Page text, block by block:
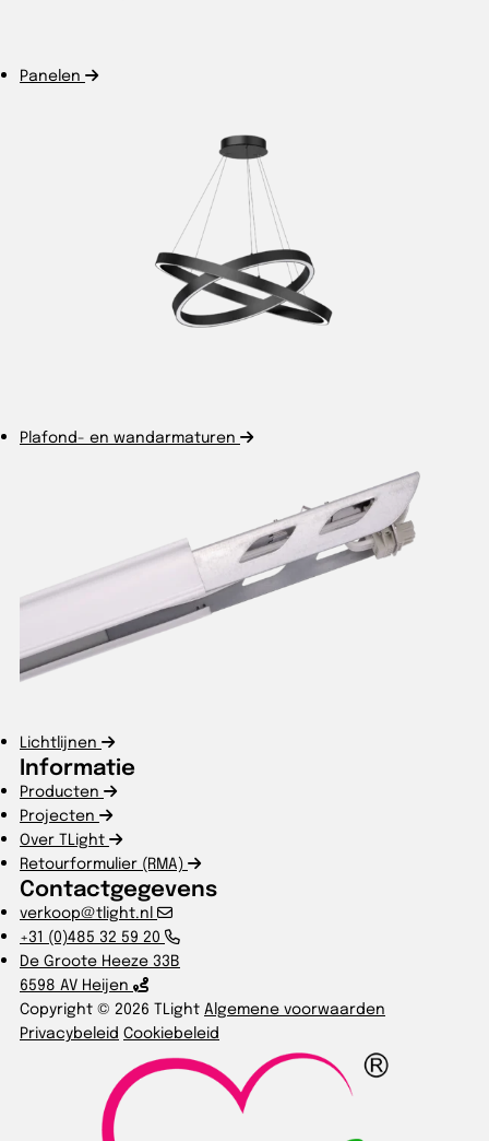
Panelen
Plafond- en wandarmaturen
Lichtlijnen
Informatie
Producten
Projecten
Over TLight
Retourformulier (RMA)
Contactgegevens
verkoop@tlight.nl
+31 (0)485 32 59 20
De Groote Heeze 33B
6598 AV Heijen
Copyright © 2026 TLight Algemene voorwaarden
Privacybeleid Cookiebeleid